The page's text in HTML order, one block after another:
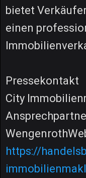
bietet
einen
Pressekontakt
City
https://